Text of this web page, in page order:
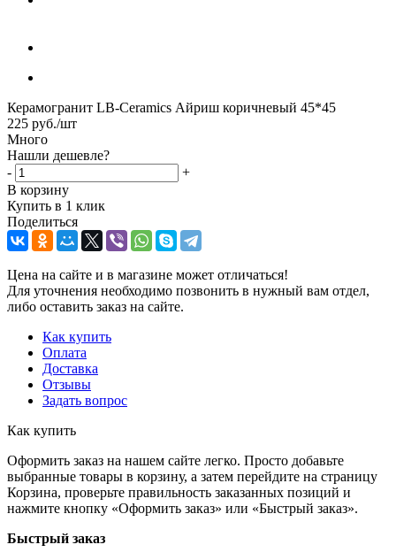
Керамогранит LB-Ceramics Айриш коричневый 45*45
225 руб./шт
Много
Нашли дешевле?
-
+
В корзину
Купить в 1 клик
Поделиться
Цена на сайте и в магазине может отличаться!
Для уточнения необходимо позвонить в нужный вам отдел,
либо оставить заказ на сайте.
Как купить
Оплата
Доставка
Отзывы
Задать вопрос
Как купить
Оформить заказ на нашем сайте легко. Просто добавьте
выбранные товары в корзину, а затем перейдите на страницу
Корзина, проверьте правильность заказанных позиций и
нажмите кнопку «Оформить заказ» или «Быстрый заказ».
Быстрый заказ